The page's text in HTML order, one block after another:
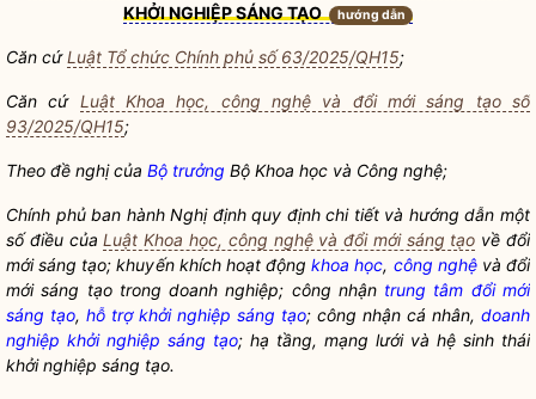
KHỞI NGHIỆP SÁNG TẠO
hướng dẫn
Căn cứLuật Tổ chức Chính phủ số 63/2025/QH15;
Căn cứ Luật Khoa học, công nghệ và đổi mới sáng tạo số
93/2025/QH15;
Theo đề nghị của Bộ trưởng Bộ Khoa học và Công nghệ;
Chính phủ ban hành Nghị định quy định chi tiết và hướng dẫn một
số điều củaLuật Khoa học, công nghệ và đổi mới sáng tạo về đổi
mới sáng tạo; khuyến khích hoạt độngkhoa học, công nghệvà đổi
mới sáng tạo trong doanh nghiệp; công nhận trung tâm đổi mới
sáng tạo, hỗ trợ khởi nghiệp sáng tạo; công nhận cá nhân, doanh
nghiệp khởi nghiệp sáng tạo; hạ tầng, mạng lưới và hệ sinh thái
khởi nghiệp sáng tạo.